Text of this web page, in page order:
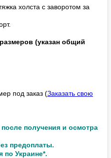
холста с заворотом за
(указан общий
под заказ (Заказать свою
получения и осмотра
предоплаты.
по Украине*.